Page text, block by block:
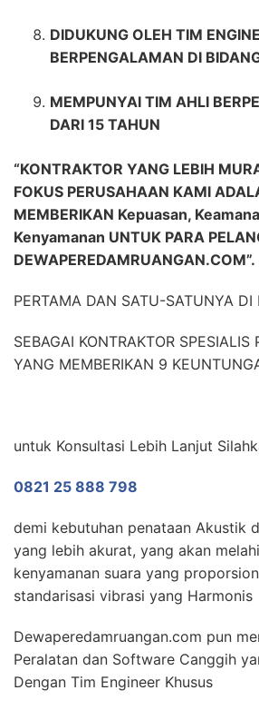
DIDUKUNG OLEH TIM
BERPENGALAMAN DI
MEMPUNYAI TIM AHLI
DARI 15 TAHUN
“KONTRAKTOR YANG LEBIH
FOKUS PERUSAHAAN KAMI
MEMBERIKAN Kepuasan,
Kenyamanan UNTUK PARA
DEWAPEREDAMRUANGAN.COM”.
PERTAMA DAN SATU-SATUNYA DI
SEBAGAI KONTRAKTOR SPESIALIS
YANG MEMBERIKAN 9
untuk Konsultasi Lebih Lanjut
0821 25 888 798
demi kebutuhan penataan Akustik
yang lebih akurat, yang akan
kenyamanan suara yang
standarisasi vibrasi yang Harmonis
Dewaperedamruangan.com pun
Peralatan dan Software Canggih
Dengan Tim Engineer Khusus